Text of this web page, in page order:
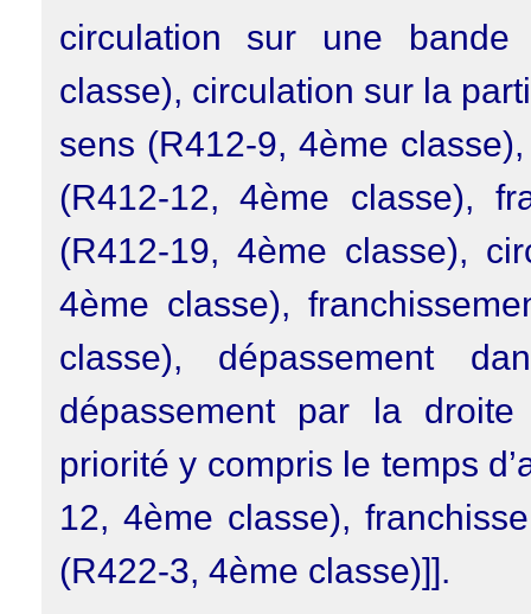
circulation sur une bande
classe), circulation sur la
sens (R412-9, 4ème
(R412-12, 4ème classe),
(R412-19, 4ème classe),
4ème classe),
classe), dépassement
dépassement par la
priorité y compris le temps
12, 4ème classe),
(R422-3, 4ème classe)]].